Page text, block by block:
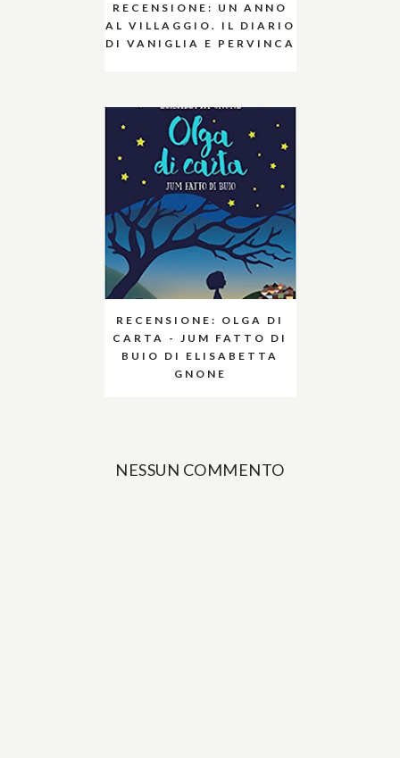
RECENSIONE: UN ANNO
AL VILLAGGIO. IL DIARIO
DI VANIGLIA E PERVINCA
RECENSIONE: OLGA DI
CARTA - JUM FATTO DI
BUIO DI ELISABETTA
GNONE
NESSUN COMMENTO